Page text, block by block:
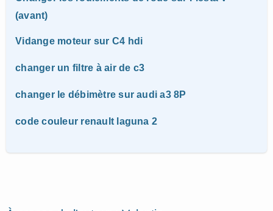
(avant)
Vidange moteur sur C4 hdi
changer un filtre à air de c3
changer le débimètre sur audi a3 8P
code couleur renault laguna 2